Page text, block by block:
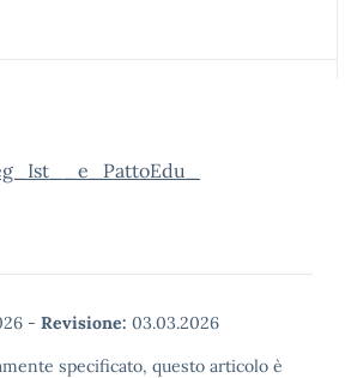
- Revisione: 03.03.2026
specificato, questo articolo è